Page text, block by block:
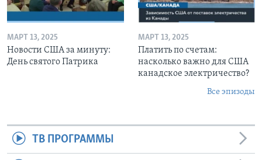
МАРТ 13, 2025
Новости США за минуту:
День святого Патрика
МАРТ 13, 2025
Платить по счетам:
насколько важно для США
канадское электричество?
Все эпизоды
ТВ ПРОГРАММЫ